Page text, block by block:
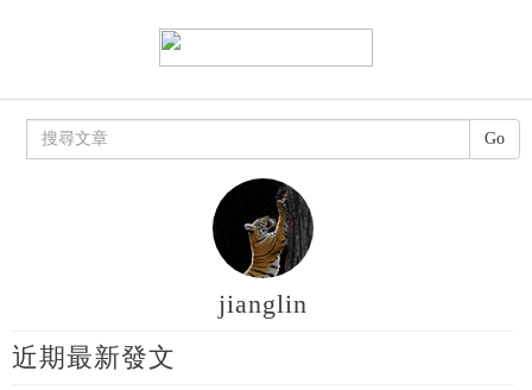
jianglin
近期最新發文
Go